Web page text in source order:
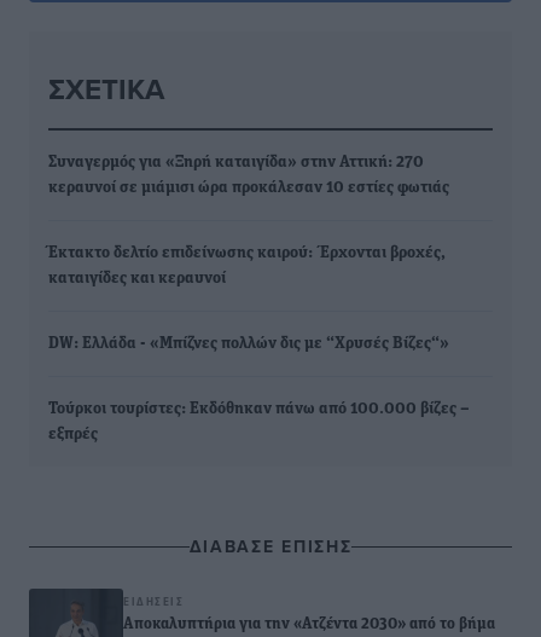
ΣΧΕΤΙΚΆ
Συναγερμός για «Ξηρή καταιγίδα» στην Αττική: 270
κεραυνοί σε μιάμισι ώρα προκάλεσαν 10 εστίες φωτιάς
Έκτακτο δελτίο επιδείνωσης καιρού: Έρχονται βροχές,
καταιγίδες και κεραυνοί
DW: Ελλάδα - «Μπίζνες πολλών δις με “Χρυσές Βίζες“»
Τούρκοι τουρίστες: Εκδόθηκαν πάνω από 100.000 βίζες –
εξπρές
ΔΙΑΒΑΣΕ ΕΠΙΣΗΣ
ΕΙΔΉΣΕΙΣ
Αποκαλυπτήρια για την «Ατζέντα 2030» από το βήμα